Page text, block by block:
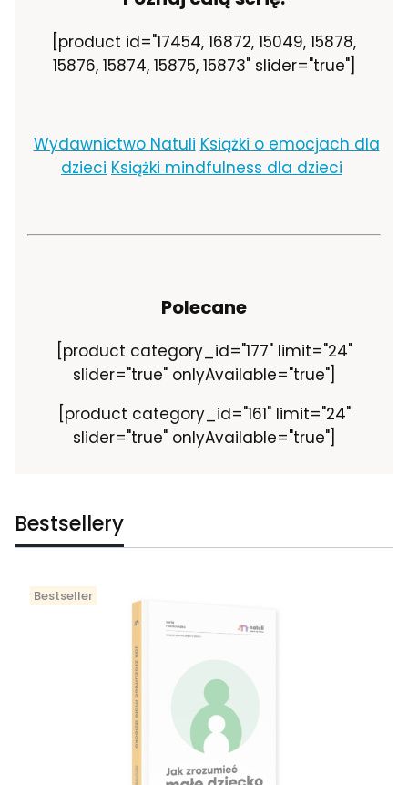
[product id="17454, 16872, 15049, 15878,
15876, 15874, 15875, 15873" slider="true"]
Wydawnictwo Natuli Książki o emocjach dla
dzieci Książki mindfulness dla dzieci
Polecane
[product category_id="177" limit="24"
slider="true" onlyAvailable="true"]
[product category_id="161" limit="24"
slider="true" onlyAvailable="true"]
Bestsellery
Bestseller